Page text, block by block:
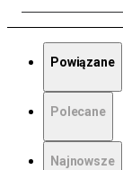
Powiązane
Polecane
Najnowsze